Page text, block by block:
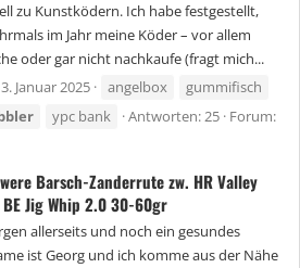
zu Kunstködern. Ich habe festgestellt,
im Jahr meine Köder – vor allem
oder gar nicht nachkaufe (fragt mich...
3. Januar 2025 angelbox
gummifisch
ypc bank Antworten: 25 Forum:
Barsch-Zanderrute zw. HR Valley
Jig Whip 2.0 30-60gr
allerseits und noch ein gesundes
ist Georg und ich komme aus der Nähe